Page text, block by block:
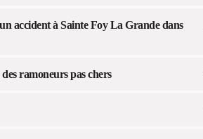
accident à Sainte Foy La Grande dans
ramoneurs pas chers